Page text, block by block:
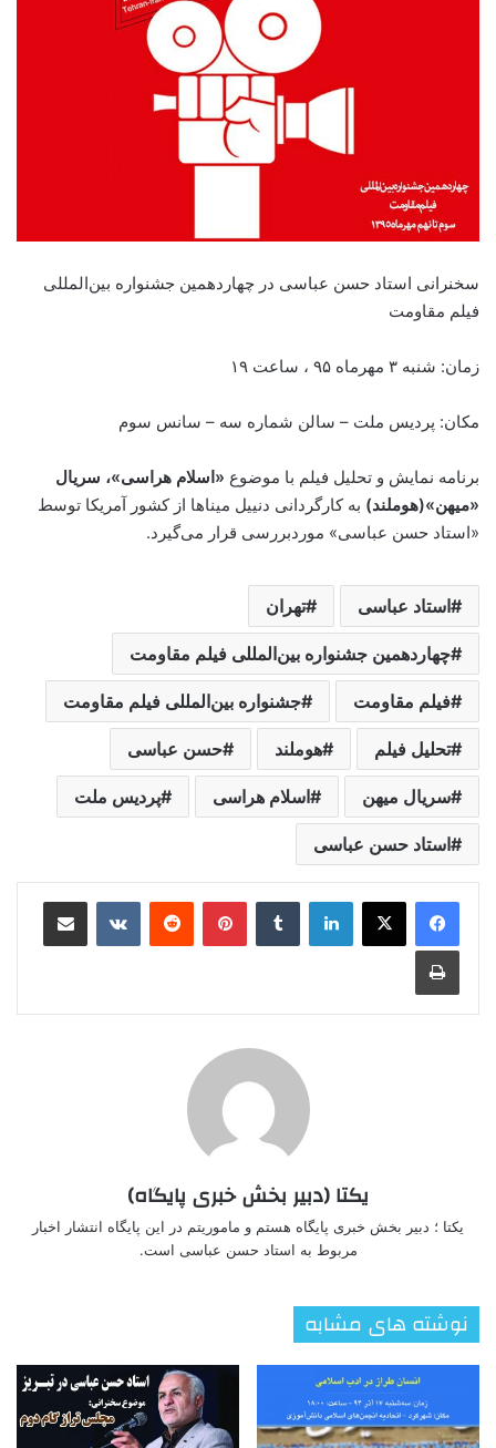
سخنرانی استاد حسن عباسی در چهاردهمین جشنواره بین‌المللی
فیلم مقاومت
زمان: شنبه ۳ مهرماه ۹۵ ، ساعت ۱۹
مکان: پردیس ملت – سالن شماره سه – سانس سوم
برنامه نمایش و تحلیل فیلم با موضوع «اسلام هراسی»، سریال
«میهن»(هوملند) به کارگردانی دنییل میناها از کشور آمریکا توسط
«استاد حسن عباسی» موردبررسی قرار می‌گیرد.
استاد عباسی تهران
چهاردهمین جشنواره بین‌المللی فیلم مقاومت
فیلم مقاومت جشنواره بین‌المللی فیلم مقاومت
تحلیل فیلم هوملند حسن عباسی
سریال میهن اسلام هراسی پردیس ملت
استاد حسن عباسی
لینکدین ‫تامبلر ‫پین‌ترست‫رددیت ‫VKontakteاشتراک گذاری از طریق ایمیل
چاپ
یکتا (دبیر بخش خبری پایگاه)
یکتا ؛ دبیر بخش خبری پایگاه هستم و ماموریتم در این پایگاه انتشار اخبار
مربوط به استاد حسن عباسی است.
نوشته های مشابه